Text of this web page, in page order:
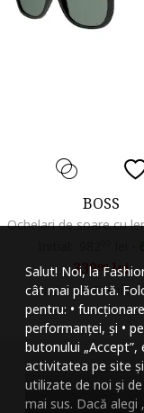
Salut! Noi, la
cât mai plăcută.
pentru: •
performanței, și •
butonului
activitatea pe site
utilizate de noi și
mai sus. Dacă alegi
BOSS
33999lei
Vandut de Fashion